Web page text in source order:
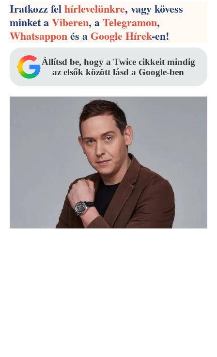
Iratkozz felhírlevelünkre, vagy kövess
minket aViberen, aTelegramon,
Whatsapponés aGoogle Hírek-en!
Állítsd be, hogy a Twice cikkeit mindig
az elsők között lásd a Google-ben